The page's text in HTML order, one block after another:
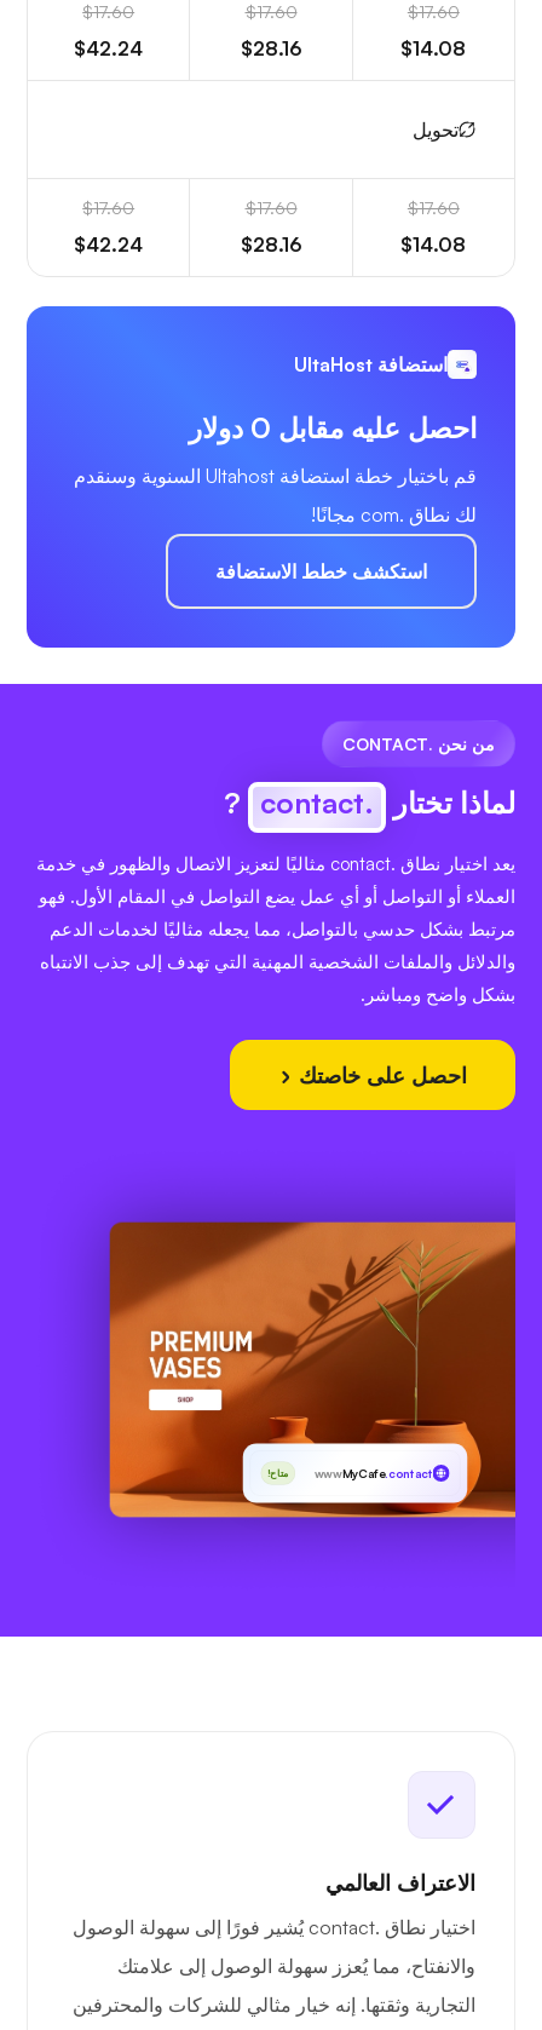
$17.60
$14.08
$17.60
$28.16
$17.60
$42.24
تحويل
$17.60
$14.08
$17.60
$28.16
$17.60
$42.24
استضافة UltaHost
احصل عليه مقابل 0 دولار
قم باختيار خطة استضافة Ultahost السنوية وسنقدم
لك نطاق .com مجانًا!
استكشف خطط الاستضافة
من نحن .CONTACT
لماذا تختار .contact
?
يعد اختيار نطاق .contact مثاليًا لتعزيز الاتصال والظهور في خدمة
العملاء أو التواصل أو أي عمل يضع التواصل في المقام الأول. فهو
مرتبط بشكل حدسي بالتواصل، مما يجعله مثاليًا لخدمات الدعم
والدلائل والملفات الشخصية المهنية التي تهدف إلى جذب الانتباه
بشكل واضح ومباشر.
احصل على خاصتك
wwwMyCafe.contact متاح!
الاعتراف العالمي
اختيار نطاق .contact يُشير فورًا إلى سهولة الوصول
والانفتاح، مما يُعزز سهولة الوصول إلى علامتك
التجارية وثقتها. إنه خيار مثالي للشركات والمحترفين